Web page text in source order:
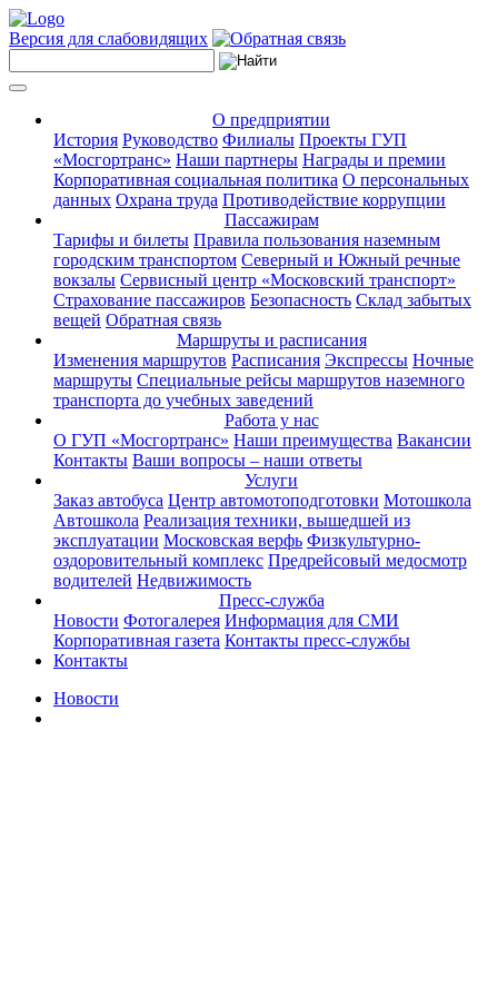
Версия для слабовидящих
О предприятии
История Руководство Филиалы Проекты ГУП
«Мосгортранс» Наши партнеры Награды и премии
Корпоративная социальная политика О персональных
данных Охрана труда Противодействие коррупции
Пассажирам
Тарифы и билеты Правила пользования наземным
городским транспортом Северный и Южный речные
вокзалы Сервисный центр «Московский транспорт»
Страхование пассажиров Безопасность Склад забытых
вещей Обратная связь
Маршруты и расписания
Изменения маршрутов Расписания Экспрессы Ночные
маршруты Специальные рейсы маршрутов наземного
транспорта до учебных заведений
Работа у нас
О ГУП «Мосгортранс» Наши преимущества Вакансии
Контакты Ваши вопросы – наши ответы
Услуги
Заказ автобуса Центр автомотоподготовки Мотошкола
Автошкола Реализация техники, вышедшей из
эксплуатации Московская верфь Физкультурно-
оздоровительный комплекс Предрейсовый медосмотр
водителей Недвижимость
Пресс-служба
Новости Фотогалерея Информация для СМИ
Корпоративная газета Контакты пресс-службы
Контакты
Новости